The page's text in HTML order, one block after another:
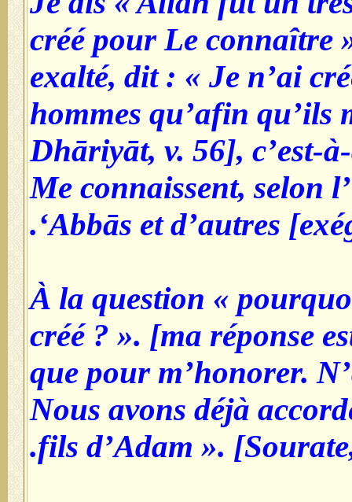
créé pour Le connaître
exalté, dit : « Je n’ai
hommes qu’afin qu’ils
Dhāriyāt, v. 56], c’est-
Me connaissent, selon
‘Abbās et d’autres
À la question «
créé ? ». [ma réponse
que pour m’honorer.
Nous avons déjà
fils d’Adam ».